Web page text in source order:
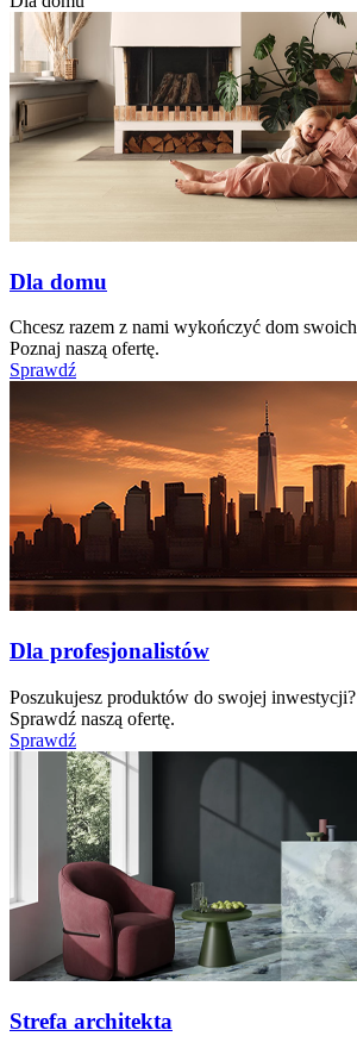
Dla domu
Chcesz razem z nami wykończyć dom
Poznaj naszą ofertę.
Sprawdź
Dla profesjonalistów
Poszukujesz produktów do swojej inwestycji?
Sprawdź naszą ofertę.
Sprawdź
Strefa architekta